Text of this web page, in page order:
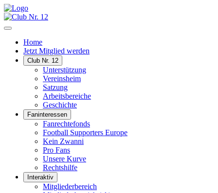
Home
Jetzt Mitglied werden
Club Nr. 12
Unterstützung
Vereinsheim
Satzung
Arbeitsbereiche
Geschichte
Faninteressen
Fanrechtefonds
Football Supporters Europe
Kein Zwanni
Pro Fans
Unsere Kurve
Rechtshilfe
Interaktiv
Mitgliederbereich